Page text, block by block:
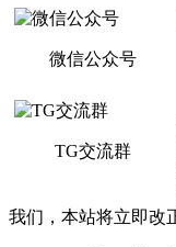
微信公众号
TG交流群
我们，本站将立即改